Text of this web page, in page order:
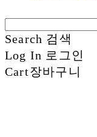
Search 검색
Log In 로그인
Cart장바구니